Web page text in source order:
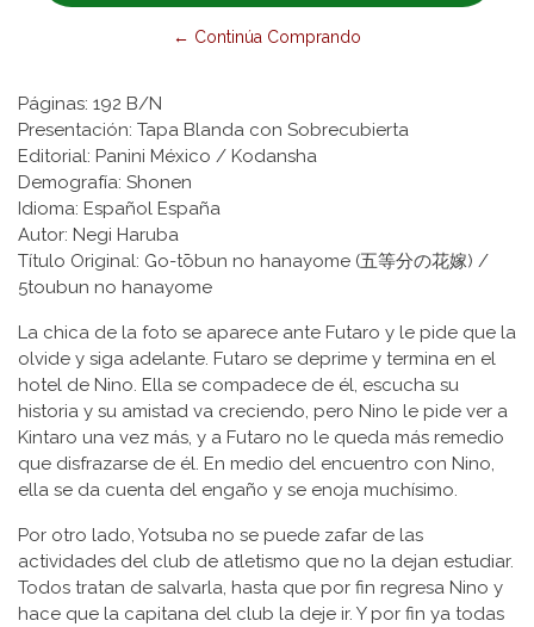
← Continúa Comprando
Páginas: 192 B/N
Presentación: Tapa Blanda con Sobrecubierta
Editorial: Panini México / Kodansha
Demografía: Shonen
Idioma: Español España
Autor: Negi Haruba
Título Original: Go-tōbun no hanayome (五等分の花嫁) /
5toubun no hanayome
La chica de la foto se aparece ante Futaro y le pide que la
olvide y siga adelante. Futaro se deprime y termina en el
hotel de Nino. Ella se compadece de él, escucha su
historia y su amistad va creciendo, pero Nino le pide ver a
Kintaro una vez más, y a Futaro no le queda más remedio
que disfrazarse de él. En medio del encuentro con Nino,
ella se da cuenta del engaño y se enoja muchísimo.
Por otro lado, Yotsuba no se puede zafar de las
actividades del club de atletismo que no la dejan estudiar.
Todos tratan de salvarla, hasta que por fin regresa Nino y
hace que la capitana del club la deje ir. Y por fin ya todas